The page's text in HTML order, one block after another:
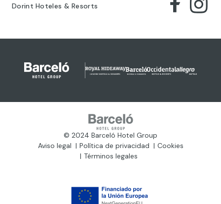
Dorint Hoteles & Resorts
© 2024 Barceló Hotel Group
Aviso legal
Política de privacidad
Cookies
Términos legales